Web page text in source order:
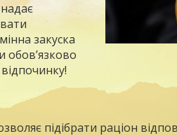
закуска
обов’язково
підібрати раціон